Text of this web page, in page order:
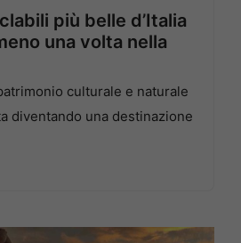
più belle d’Italia
una volta nella
culturale e naturale
diventando una destinazione